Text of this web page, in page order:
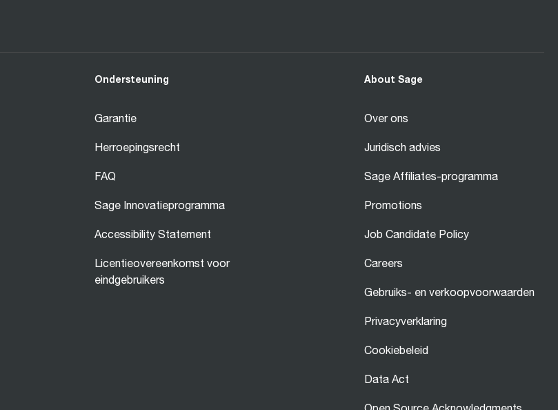
Ondersteuning
Garantie
Herroepingsrecht
FAQ
Sage Innovatieprogramma
Accessibility Statement
Licentieovereenkomst voor
eindgebruikers
About Sage
Over ons
Juridisch advies
Sage Affiliates-programma
Promotions
Job Candidate Policy
Careers
Gebruiks- en verkoopvoorwaarden
Privacyverklaring
Cookiebeleid
Data Act